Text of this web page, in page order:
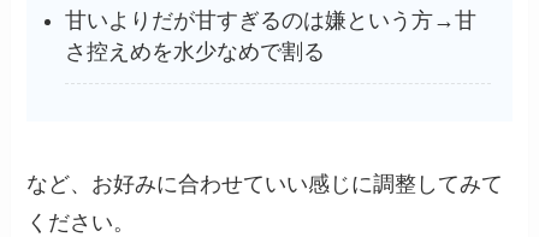
甘いよりだが甘すぎるのは嫌という方→甘
さ控えめを水少なめで割る
など、お好みに合わせていい感じに調整してみて
ください。